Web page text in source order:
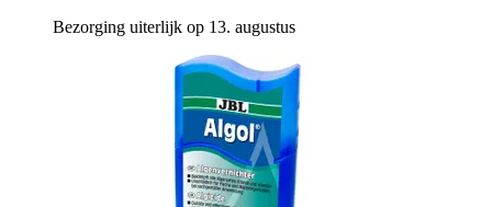
Bezorging uiterlijk op 13. augustus